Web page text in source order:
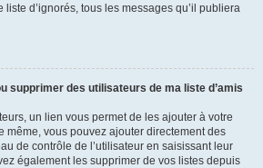
d’ignorés, tous les messages qu’il publiera
supprimer des utilisateurs de ma liste d’amis
un lien vous permet de les ajouter à votre
même, vous pouvez ajouter directement des
de contrôle de l’utilisateur en saisissant leur
également les supprimer de vos listes depuis